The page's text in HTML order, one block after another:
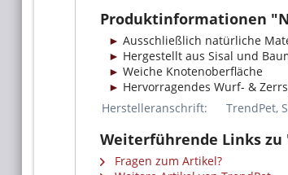
Produktinformationen
Ausschließlich natürliche
Hergestellt aus Sisal und
Weiche Knotenoberfläche
Hervorragendes Wurf- &
Herstelleranschrift:
TrendPet,
Weiterführende Links
Fragen zum Artikel?